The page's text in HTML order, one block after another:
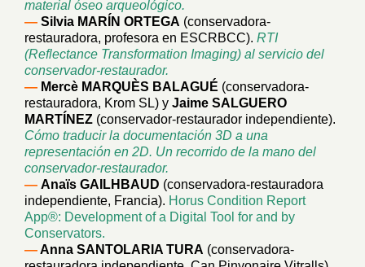
material óseo arqueológico.
— Silvia MARÍN ORTEGA (conservadora-
restauradora, profesora en ESCRBCC). RTI
(Reflectance Transformation Imaging) al servicio del
conservador-restaurador.
— Mercè MARQUÈS BALAGUÉ (conservadora-
restauradora, Krom SL) y Jaime SALGUERO
MARTÍNEZ (conservador-restaurador independiente).
Cómo traducir la documentación 3D a una
representación en 2D. Un recorrido de la mano del
conservador-restaurador.
— Anaïs GAILHBAUD (conservadora-restauradora
independiente, Francia). Horus Condition Report
App®: Development of a Digital Tool for and by
Conservators.
—Anna SANTOLARIA TURA (conservadora-